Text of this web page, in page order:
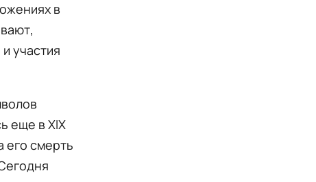
в
участия
еще в XIX
его смерть